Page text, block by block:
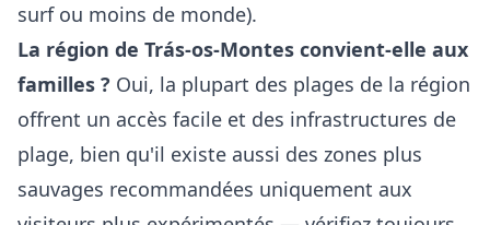
surf ou moins de monde).
La région de Trás-os-Montes convient-elle aux
familles ? Oui, la plupart des plages de la région
offrent un accès facile et des infrastructures de
plage, bien qu'il existe aussi des zones plus
sauvages recommandées uniquement aux